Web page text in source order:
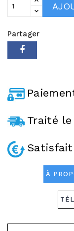
Partager
Traité
À